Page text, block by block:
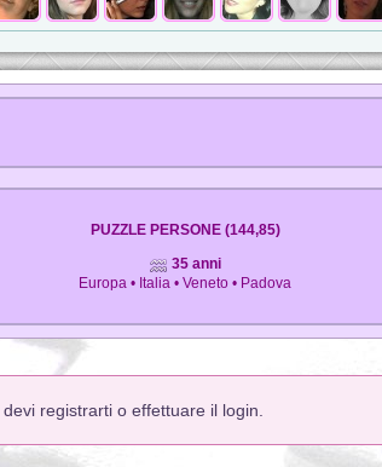
PUZZLE PERSONE (144,85)
35 anni
Europa • Italia • Veneto • Padova
devi registrarti o effettuare il login.